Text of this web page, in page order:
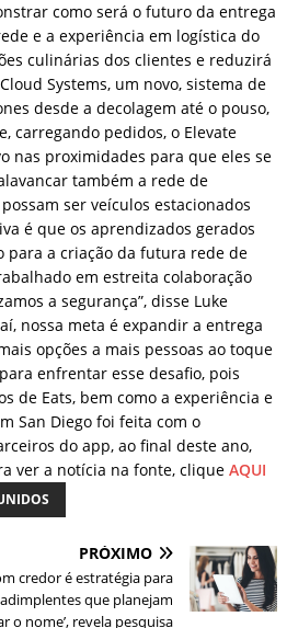
como será o futuro da entrega
e a experiência em logística do
culinárias dos clientes e reduzirá
Systems, um novo, sistema de
desde a decolagem até o pouso,
carregando pedidos, o Elevate
nas proximidades para que eles se
também a rede de
ser veículos estacionados
é que os aprendizados gerados
a criação da futura rede de
em estreita colaboração
a segurança”, disse Luke
nossa meta é expandir a entrega
opções a mais pessoas ao toque
enfrentar esse desafio, pois
de Eats, bem como a experiência e
San Diego foi feita com o
do app, ao final deste ano,
ver a notícia na fonte, clique AQUI
PRÓXIMO
credor é estratégia para
que planejam
o nome’, revela pesquisa